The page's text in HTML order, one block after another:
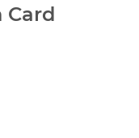
Card